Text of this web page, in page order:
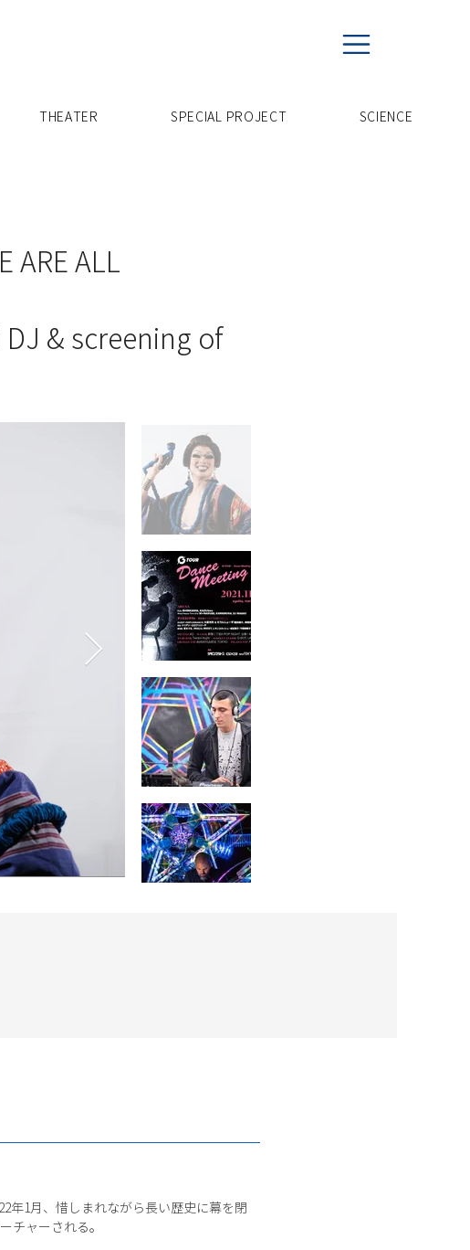
THEATER SPECIAL PROJECT ​SCIENCE
ALL
& screening of
年1月、惜しまれながら長い歴史に幕を閉
チャーされる。